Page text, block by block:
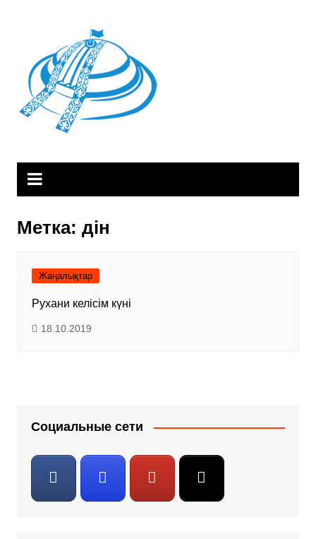
Метка: дін
Жаңалықтар
Рухани келісім күні
18.10.2019
Социальные сети